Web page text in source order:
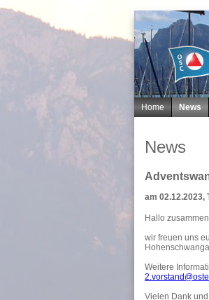
Navigation
Home News
News
am 02.12.2023,
Hallo
wir freuen uns
Weitere
Vielen Dank